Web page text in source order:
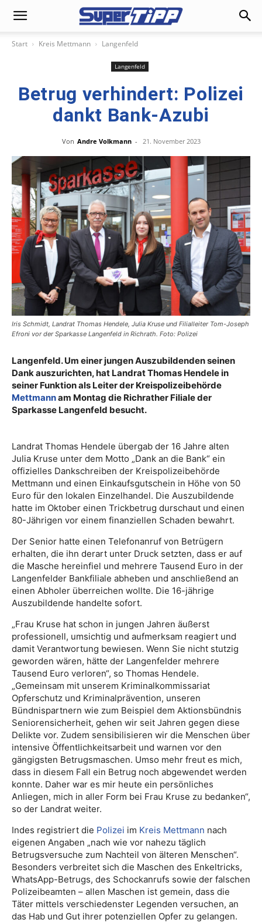
Start Kreis Mettmann Langenfeld
Langenfeld
Betrug verhindert: Polizei
dankt Bank-Azubi
Von Andre Volkmann - 21. November 2023
Iris Schmidt, Landrat Thomas Hendele, Julia Kruse und Filialleiter Tom-Joseph
Efroni vor der Sparkasse Langenfeld in Richrath. Foto: Polizei
Langenfeld. Um einer jungen Auszubildenden seinen
Dank auszurichten, hat Landrat Thomas Hendele in
seiner Funktion als Leiter der Kreispolizeibehörde
Mettmannam Montag die Richrather Filiale der
Sparkasse Langenfeld besucht.
Landrat Thomas Hendele übergab der 16 Jahre alten
Julia Kruse unter dem Motto „Dank an die Bank“ ein
offizielles Dankschreiben der Kreispolizeibehörde
Mettmann und einen Einkaufsgutschein in Höhe von 50
Euro für den lokalen Einzelhandel. Die Auszubildende
hatte im Oktober einen Trickbetrug durschaut und einen
80-Jährigen vor einem finanziellen Schaden bewahrt.
Der Senior hatte einen Telefonanruf von Betrügern
erhalten, die ihn derart unter Druck setzten, dass er auf
die Masche hereinfiel und mehrere Tausend Euro in der
Langenfelder Bankfiliale abheben und anschließend an
einen Abholer überreichen wollte. Die 16-jährige
Auszubildende handelte sofort.
„Frau Kruse hat schon in jungen Jahren äußerst
professionell, umsichtig und aufmerksam reagiert und
damit Verantwortung bewiesen. Wenn Sie nicht stutzig
geworden wären, hätte der Langenfelder mehrere
Tausend Euro verloren“, so Thomas Hendele.
„Gemeinsam mit unserem Kriminalkommissariat
Opferschutz und Kriminalprävention, unseren
Bündnispartnern wie zum Beispiel dem Aktionsbündnis
Seniorensicherheit, gehen wir seit Jahren gegen diese
Delikte vor. Zudem sensibilisieren wir die Menschen über
intensive Öffentlichkeitsarbeit und warnen vor den
gängigsten Betrugsmaschen. Umso mehr freut es mich,
dass in diesem Fall ein Betrug noch abgewendet werden
konnte. Daher war es mir heute ein persönliches
Anliegen, mich in aller Form bei Frau Kruse zu bedanken“,
so der Landrat weiter.
Indes registriert die Polizei im Kreis Mettmann nach
eigenen Angaben „nach wie vor nahezu täglich
Betrugsversuche zum Nachteil von älteren Menschen“.
Besonders verbreitet sich die Maschen des Enkeltricks,
WhatsApp-Betrugs, des Schockanrufs sowie der falschen
Polizeibeamten – allen Maschen ist gemein, dass die
Täter mittels verschiedenster Legenden versuchen, an
das Hab und Gut ihrer potenziellen Opfer zu gelangen.